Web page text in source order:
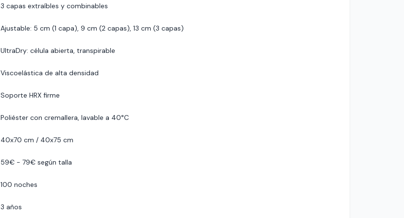
3 capas extraíbles y combinables
Ajustable: 5 cm (1 capa), 9 cm (2 capas), 13 cm (3 capas)
UltraDry: célula abierta, transpirable
Viscoelástica de alta densidad
Soporte HRX firme
Poliéster con cremallera, lavable a 40°C
40x70 cm / 40x75 cm
59€ - 79€ según talla
100 noches
3 años